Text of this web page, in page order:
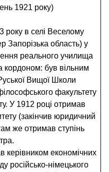
1921 року)
року в селі Веселому
Запорізька область) у
реального училища
кордоном: був вільним
Вищої Школи
факультету
У 1912 році отримав
(закінчив юридичний
же отримав ступінь
керівником економічних
російсько-німецького